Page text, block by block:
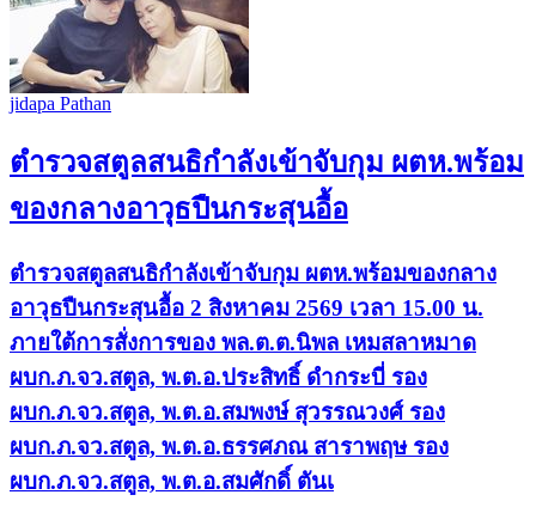
jidapa Pathan
ตำรวจสตูลสนธิกำลังเข้าจับกุม ผตห.พร้อม
ของกลางอาวุธปืนกระสุนอื้อ
ตำรวจสตูลสนธิกำลังเข้าจับกุม ผตห.พร้อมของกลาง
อาวุธปืนกระสุนอื้อ 2 สิงหาคม 2569 เวลา 15.00 น.
ภายใต้การสั่งการของ พล.ต.ต.นิพล เหมสลาหมาด
ผบก.ภ.จว.สตูล, พ.ต.อ.ประสิทธิ์ ดำกระบี่ รอง
ผบก.ภ.จว.สตูล, พ.ต.อ.สมพงษ์ สุวรรณวงศ์ รอง
ผบก.ภ.จว.สตูล, พ.ต.อ.ธรรศภณ สาราพฤษ รอง
ผบก.ภ.จว.สตูล, พ.ต.อ.สมศักดิ์ ตันเ